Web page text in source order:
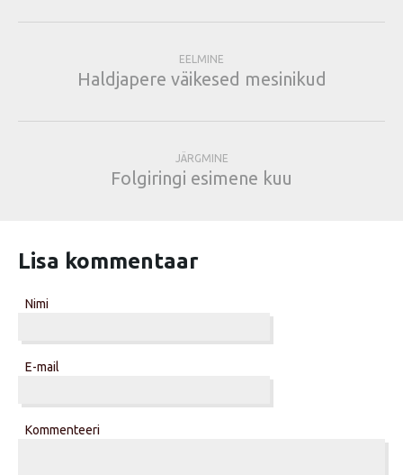
EELMINE
Haldjapere väikesed mesinikud
JÄRGMINE
Folgiringi esimene kuu
Lisa kommentaar
Nimi
E-mail
Kommenteeri